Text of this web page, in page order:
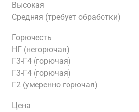
Высокая
Средняя (требует обработки)
Горючесть
НГ (негорючая)
Г3-Г4 (горючая)
Г3-Г4 (горючая)
Г2 (умеренно горючая)
Цена